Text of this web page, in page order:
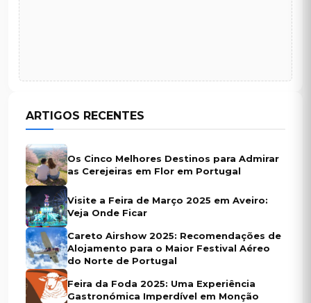
ARTIGOS RECENTES
Os Cinco Melhores Destinos para Admirar
as Cerejeiras em Flor em Portugal
Visite a Feira de Março 2025 em Aveiro:
Veja Onde Ficar
Careto Airshow 2025: Recomendações de
Alojamento para o Maior Festival Aéreo
do Norte de Portugal
Feira da Foda 2025: Uma Experiência
Gastronómica Imperdível em Monção